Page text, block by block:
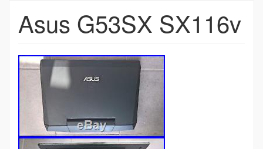
Asus G53SX SX116v